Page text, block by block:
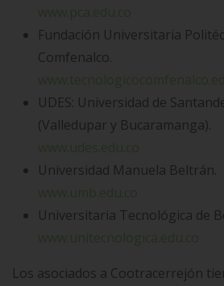
Fundación Universitaria
Comfenalco.
UDES: Universidad de
(Valledupar y Bucaramanga).
Universidad Manuela Beltrán.
Universitaria Tecnológica de
Los asociados a Cootracerrejón